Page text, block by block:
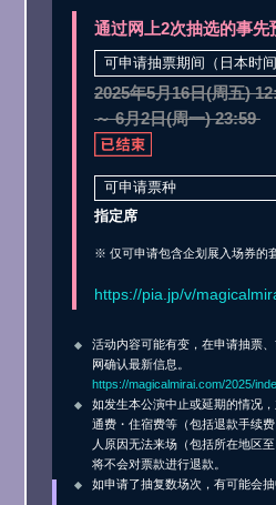
通过网上2次抽选的事先
可申请抽票期间（日本时间
2025年5月16日(周五)
～ 6月2日(周一) 23:59
可申请票种
指定席
※ 仅可申请包含企划展入场券的
https://pia.jp/v/
活动内容可能有变，在申请抽票
网确认最新信息。
https://magicalmirai.com/2025/
如发生本公演中止或延期的情况
通费・住宿费等（包括退款手续
人原因无法来场（包括所在地区
将不会对票款进行退款。
如申请了抽复数场次，有可能会抽